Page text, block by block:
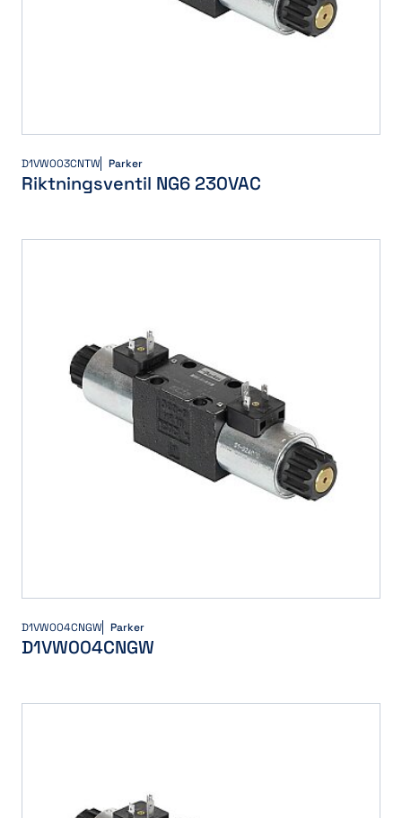
D1VW003CNTW Parker
Riktningsventil NG6 230VAC
D1VW004CNGW Parker
D1VW004CNGW